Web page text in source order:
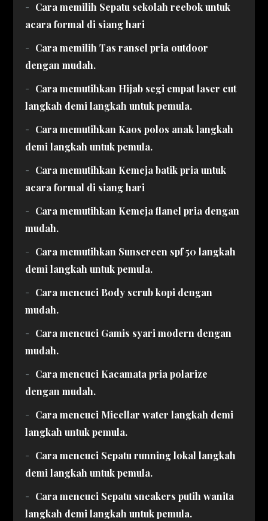
Cara memilih Sepatu sekolah reebok untuk
acara formal di siang hari
Cara memilih Tas ransel pria outdoor
dengan mudah.
Cara memutihkan Hijab segi empat laser cut
langkah demi langkah untuk pemula.
Cara memutihkan Kaos polos anak langkah
demi langkah untuk pemula.
Cara memutihkan Kemeja batik pria untuk
acara formal di siang hari
Cara memutihkan Kemeja flanel pria dengan
mudah.
Cara memutihkan Sunscreen spf 50 langkah
demi langkah untuk pemula.
Cara mencuci Body scrub kopi dengan
mudah.
Cara mencuci Gamis syari modern dengan
mudah.
Cara mencuci Kacamata pria polarize
dengan mudah.
Cara mencuci Micellar water langkah demi
langkah untuk pemula.
Cara mencuci Sepatu running lokal langkah
demi langkah untuk pemula.
Cara mencuci Sepatu sneakers putih wanita
langkah demi langkah untuk pemula.